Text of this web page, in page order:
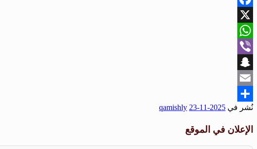
Facebook
X
WhatsApp
Viber
Snapchat
Email
Share
نُشر في 2025-11-23
qamishly
الإعلان في الموقع